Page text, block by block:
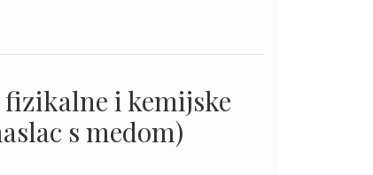
i kemijske
s medom)